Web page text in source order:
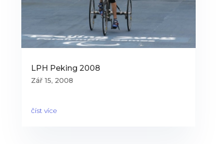
LPH Peking 2008
Zář 15, 2008
číst více